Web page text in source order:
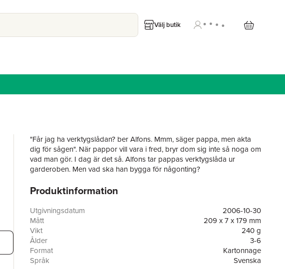
Välj butik
"Får jag ha verktygslådan? ber Alfons. Mmm, säger pappa, men akta
dig för sågen". När pappor vill vara i fred, bryr dom sig inte så noga om
vad man gör. I dag är det så. Alfons tar pappas verktygslåda ur
garderoben. Men vad ska han bygga för någonting?
Boken utkom första gången 1973.
Produktinformation
Utgivningsdatum
2006-10-30
Mått
209 x 7 x 179 mm
Vikt
240 g
Ålder
3-6
Format
Kartonnage
Språk
Svenska